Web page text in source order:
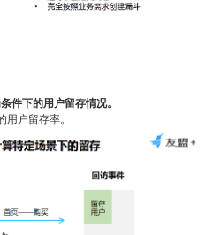
件下的用户留存情况。
用户留存率。